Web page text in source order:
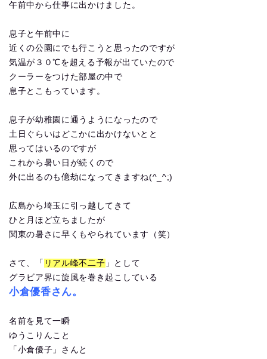
午前中から仕事に出かけました。
息子と午前中に
近くの公園にでも行こうと思ったのですが
気温が３０℃を超える予報が出ていたので
クーラーをつけた部屋の中で
息子とこもっています。
息子が幼稚園に通うようになったので
土日ぐらいはどこかに出かけないとと
思ってはいるのですが
これから暑い日が続くので
外に出るのも億劫になってきますね(^_^;)
広島から埼玉に引っ越してきて
ひと月ほど立ちましたが
関東の暑さに早くもやられています（笑）
さて、「 リアル峰不二子 」として
グラビア界に旋風を巻き起こしている
小倉優香さん。
名前を見て一瞬
ゆうこりんこと
「小倉優子」さんと